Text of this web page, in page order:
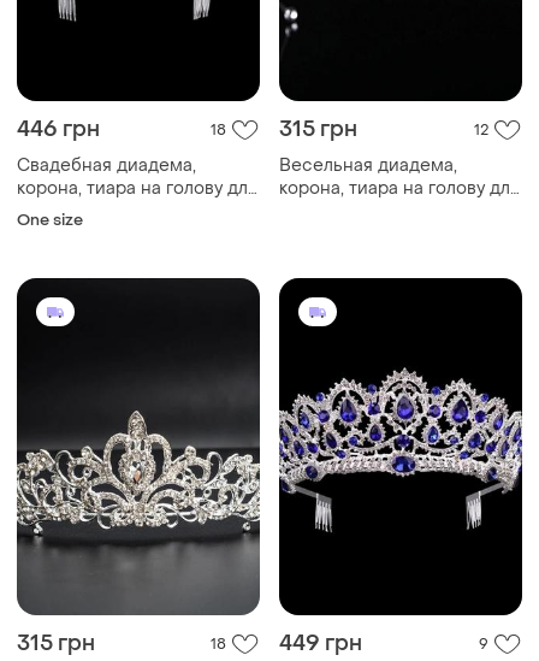
446 грн 18
Свадебная диадема,
корона, тиара на голову для
невесты посеребрение
One size
315 грн 12
Весельная диадема,
корона, тиара на голову для
315 грн 18 449 грн 9